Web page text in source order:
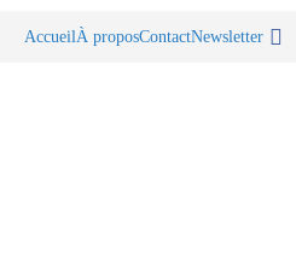
AccueilÀ proposContactNewsletter